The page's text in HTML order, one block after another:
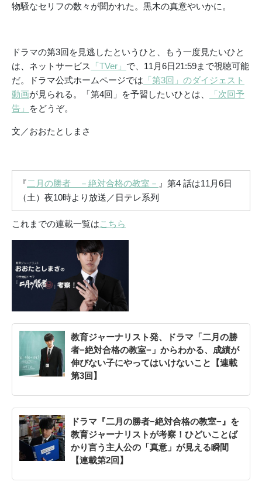
物騒なセリフの数々が聞かれた。黒木の真意やいかに。
ドラマの第3回を見逃したというひと、もう一度見たいひと
は、ネットサービス
「TVer」 で、11月6日21:59まで視聴可能
だ。ドラマ公式ホームページでは 「第3回」のダイジェスト
動画が見られる。「第4回」を予習したいひとは、
「次回予
告」
をどうぞ。
文／おおたとしまさ
『二月の勝者 －絶対合格の教室 － 』第4 話は11月6日
（土）夜10時より放送／日テレ系列
これまでの連載一覧はこちら
教育ジャーナリスト発、ドラマ「二月の勝
者−絶対合格の教室−」からわかる、成績が
伸びない子にやってはいけないこと【連載
第3回】
ドラマ『二月の勝者−絶対合格の教室−』を
教育ジャーナリストが考察！ひどいことば
かり言う主人公の「真意」が見える瞬間
【連載第2回】